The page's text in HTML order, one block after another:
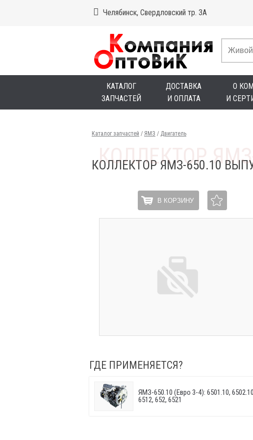
Челябинск, Свердловский тр. 3А
КАТАЛОГ
ЗАПЧАСТЕЙ
ДОСТАВКА
И ОПЛАТА
О
И
Каталог запчастей / ЯМЗ / Двигатель
КОЛЛЕКТОР ЯМЗ-650.10
В КОРЗИНУ
ГДЕ ПРИМЕНЯЕТСЯ?
ЯМЗ-650.10 (Евро 3-4): 6501.10,
6512, 652, 6521